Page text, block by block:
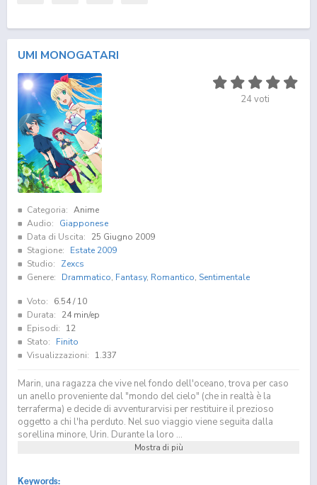
UMI MONOGATARI
24voti
Categoria: Anime
Audio:
Giapponese
Data di Uscita:
25 Giugno 2009
Stagione:
Estate 2009
Studio:
Zexcs
Genere:
Drammatico, Fantasy, Romantico, Sentimentale
Voto: 6.54/ 10
Durata:
24 min/ep
Episodi:
12
Stato:
Finito
Visualizzazioni:
1.337
Marin, una ragazza che vive nel fondo dell'oceano, trova per caso
un anello proveniente dal "mondo del cielo" (che in realtà è la
terraferma) e decide di avventurarvisi per restituire il prezioso
oggetto a chi l'ha perduto. Nel suo viaggio viene seguita dalla
sorellina minore, Urin. Durante la loro ...
Mostra di più
Keywords: